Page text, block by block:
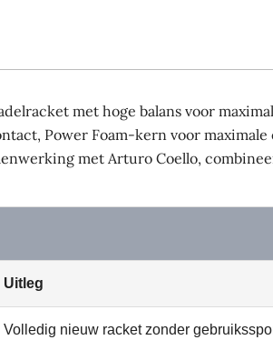
met hoge balans voor
Power Foam-kern voor
met Arturo Coello,
Uitleg
Volledig nieuw racket zonder